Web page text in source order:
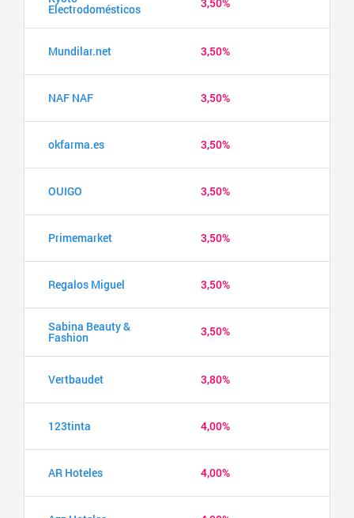
Electrodomésticos
Mundilar.net 3,50%
NAF NAF 3,50%
okfarma.es 3,50%
OUIGO 3,50%
Primemarket 3,50%
Regalos Miguel 3,50%
Sabina Beauty &
Fashion 3,50%
Vertbaudet 3,80%
123tinta 4,00%
AR Hoteles 4,00%